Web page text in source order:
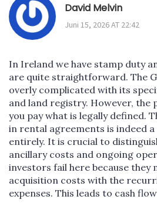
David Melvin
Juni 15, 2026 AT 22:42
In Ireland we have stamp duty
are quite straightforward. The
overly complicated with its
and land registry. However, the
you pay what is legally defined.
in rental agreements is indeed
entirely. It is crucial to
ancillary costs and ongoing
investors fail here because they
acquisition costs with the
expenses. This leads to cash